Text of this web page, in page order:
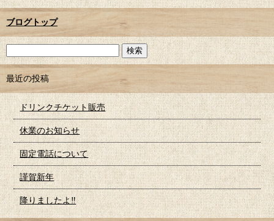
ブログトップ
最近の投稿
ドリンクチケット販売
休業のお知らせ
固定電話について
謹賀新年
降りましたよ‼︎